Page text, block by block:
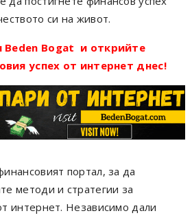
си на живот.
Beden Bogat и открийте
успех от интернет днес!
портал, за да
методи и стратегии за
интернет. Независимо дали